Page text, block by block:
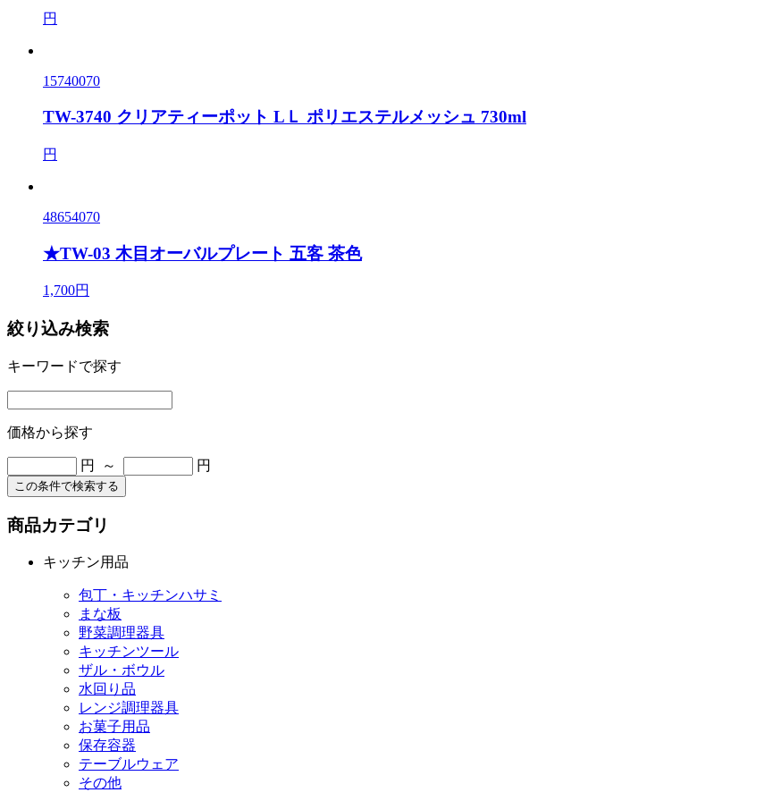
円
15740070
TW-3740 クリアティーポット LＬ ポリエステルメッシュ 730ml
円
48654070
★TW-03 木目オーバルプレート 五客 茶色
1,700円
絞り込み検索
キーワードで探す
価格から探す
円 ～ 円
この条件で検索する
商品カテゴリ
キッチン用品
包丁・キッチンハサミ
まな板
野菜調理器具
キッチンツール
ザル・ボウル
水回り品
レンジ調理器具
お菓子用品
保存容器
テーブルウェア
その他